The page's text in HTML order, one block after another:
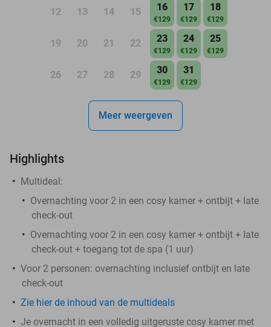
12 13 14 15 16
€129
17
€129
18
€129
19 20 21 22 23
€129
24
€129
25
€129
26 27 28 29 30
€129
31
€129
Meer weergeven
Highlights
Multideal:
Overnachting voor 2 in een cosy kamer + ontbijt + late
check-out
Overnachting voor 2 in een cosy kamer + ontbijt + late
check-out + toegang tot de spa (1 uur)
Voor 2 personen: overnachting inclusief ontbijt en late
check-out
Zie hier de inhoud van de multideals
Je overnacht in een volledig uitgeruste cosy kamer met